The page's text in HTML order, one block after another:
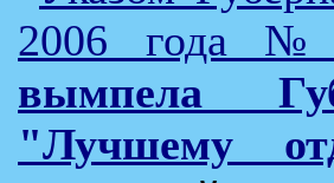
2006 года
вымпела
"Лучшему